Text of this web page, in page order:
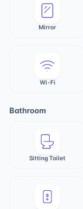
Mirror
Wi-Fi
Bathroom
Sitting Toilet